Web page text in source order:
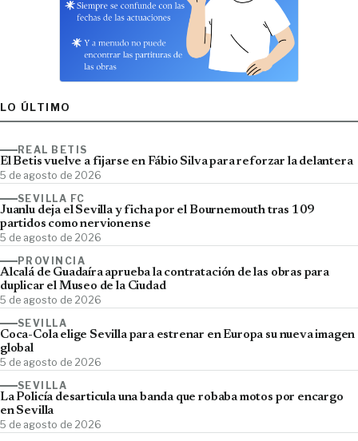
LO ÚLTIMO
REAL BETIS
El Betis vuelve a fijarse en Fábio Silva para reforzar la delantera
5 de agosto de 2026
SEVILLA FC
Juanlu deja el Sevilla y ficha por el Bournemouth tras 109
partidos como nervionense
5 de agosto de 2026
PROVINCIA
Alcalá de Guadaíra aprueba la contratación de las obras para
duplicar el Museo de la Ciudad
5 de agosto de 2026
SEVILLA
Coca-Cola elige Sevilla para estrenar en Europa su nueva imagen
global
5 de agosto de 2026
SEVILLA
La Policía desarticula una banda que robaba motos por encargo
en Sevilla
5 de agosto de 2026